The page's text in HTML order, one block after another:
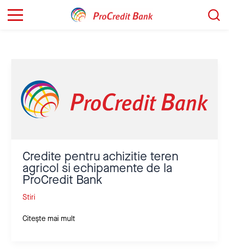
Credite pentru achizitie teren
agricol si echipamente de la
ProCredit Bank
Stiri
achizitie
teren
agricol
si
la
ProCredit
Bank
Citește mai mult